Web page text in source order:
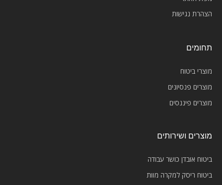
הצהרת נגישות
תחומים
מוצרי ביטוח
מוצרים פנסיונים
מוצרים פיננסים
מוצרים ושירותים
ביטוח אובדן כושר עבודה
ביטוח ריסק למקרה מוות